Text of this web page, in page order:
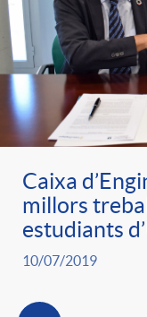
Caixa
millors
estudiants
10/07/2019